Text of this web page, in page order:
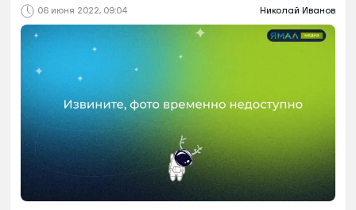
06 июня 2022, 09:04 Николай Иванов